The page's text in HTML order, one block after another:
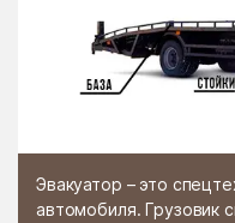
Эвакуатор – это
автомобиля. Грузовик